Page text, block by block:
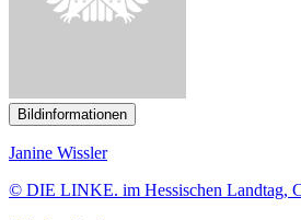
© DIE LINKE. im Hessischen Landtag,
Wissler, Janine
Die Linke